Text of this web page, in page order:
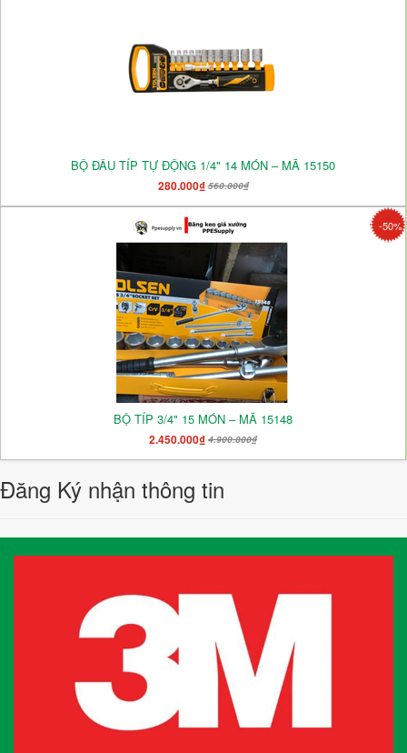
BỘ ĐẦU TÍP TỰ ĐỘNG 1/4" 14 MÓN – MÃ 15150
280.000₫560.000₫
-50%
BỘ TÍP 3/4" 15 MÓN – MÃ 15148
2.450.000₫ 4.900.000₫
Đăng Ký nhận thông tin